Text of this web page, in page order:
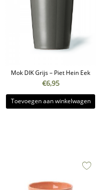
Mok DIK Grijs – Piet Hein Eek
€6,95
Toevoegen aan winkelwagen